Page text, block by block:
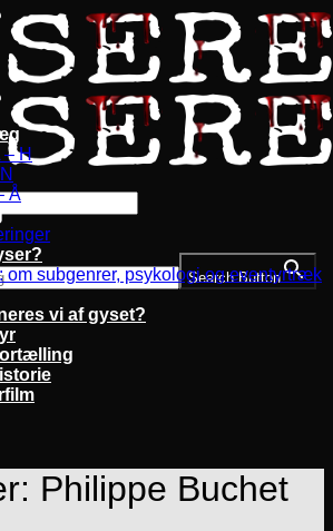
Search Button
– H
Å
om subgenrer, psykologi og eventyrtræk
vi af gyset?
Philippe Buchet